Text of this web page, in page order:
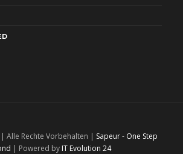
Alle Rechte Vorbehalten | Sapeur - One Step
| Powered by IT Evolution 24